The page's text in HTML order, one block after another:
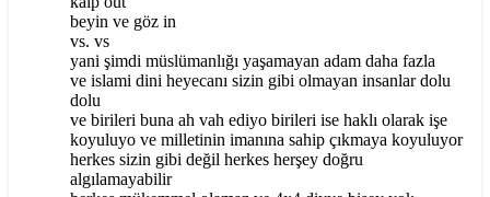
beyin ve göz in
vs. vs
yani şimdi müslümanlığı yaşamayan adam daha fazla
ve islami dini heyecanı sizin gibi olmayan insanlar dolu
dolu
ve birileri buna ah vah ediyo birileri ise haklı olarak işe
koyuluyo ve milletinin imanına sahip çıkmaya koyuluyor
herkes sizin gibi değil herkes herşey doğru
algılamayabilir